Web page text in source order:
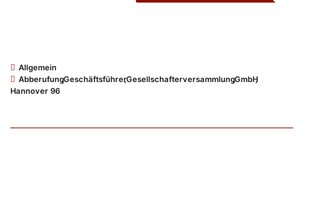
Allgemein
Abberufung
,Geschäftsführer
,Gesellschafterversammlung
,GmbH
,
Hannover 96